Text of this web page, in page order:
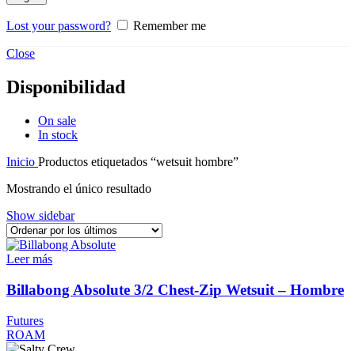
Lost your password? Remember me
Close
Disponibilidad
On sale
In stock
Inicio Productos etiquetados “wetsuit hombre”
Mostrando el único resultado
Show sidebar
Leer más
Billabong Absolute 3/2 Chest‑Zip Wetsuit – Hombre
Futures
ROAM